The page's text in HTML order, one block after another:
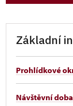
Základní
Prohlídkové
Návštěvní doba